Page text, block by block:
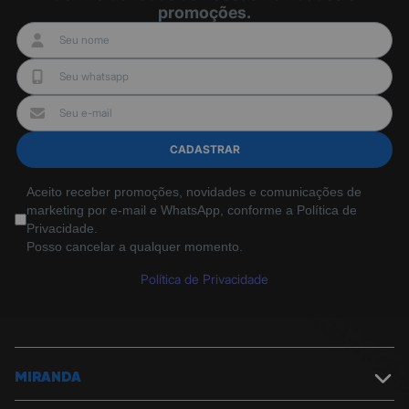
promoções.
CADASTRAR
Aceito receber promoções, novidades e comunicações de
marketing por e-mail e WhatsApp, conforme a Política de
Privacidade.
Posso cancelar a qualquer momento.
Política de Privacidade
MIRANDA